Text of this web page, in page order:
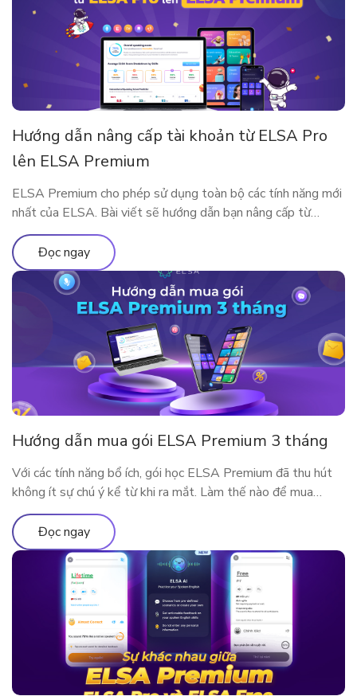
Hướng dẫn nâng cấp tài khoản từ ELSA Pro
lên ELSA Premium
ELSA Premium cho phép sử dụng toàn bộ các tính năng mới
nhất của ELSA. Bài viết sẽ hướng dẫn bạn nâng cấp từ
ELSA Pro lên ELSA Premium nhé!
Đọc ngay
Hướng dẫn mua gói ELSA Premium 3 tháng
Với các tính năng bổ ích, gói học ELSA Premium đã thu hút
không ít sự chú ý kể từ khi ra mắt. Làm thế nào để mua
ELSA Premium 3 tháng?
Đọc ngay